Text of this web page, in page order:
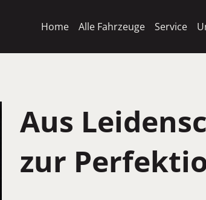
Home Alle Fahrzeuge Service
Aus
zur